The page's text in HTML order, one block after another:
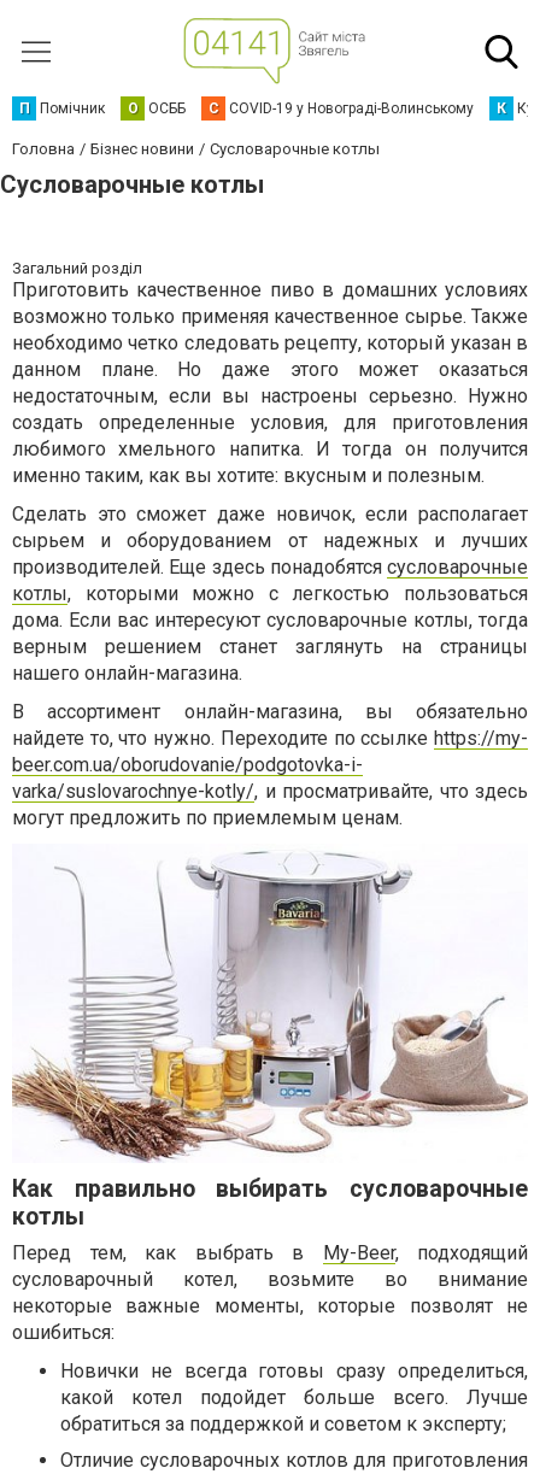
П Помічник О ОСББ C COVID-19 у Новограді-Волинському К
Головна Бізнес новини Сусловарочные котлы
Сусловарочные котлы
Загальний розділ
Приготовить качественное пиво в домашних условиях
возможно только применяя качественное сырье. Также
необходимо четко следовать рецепту, который указан в
данном плане. Но даже этого может оказаться
недостаточным, если вы настроены серьезно. Нужно
создать определенные условия, для приготовления
любимого хмельного напитка. И тогда он получится
именно таким, как вы хотите: вкусным и полезным.
Сделать это сможет даже новичок, если располагает
сырьем и оборудованием от надежных и лучших
производителей. Еще здесь понадобятся сусловарочные
котлы, которыми можно с легкостью пользоваться
дома. Если вас интересуют сусловарочные котлы, тогда
верным решением станет заглянуть на страницы
нашего онлайн-магазина.
В ассортимент онлайн-магазина, вы обязательно
найдете то, что нужно. Переходите по ссылке https://my-
beer.com.ua/oborudovanie/podgotovka-i-
varka/suslovarochnye-kotly/, и просматривайте, что здесь
могут предложить по приемлемым ценам.
Как правильно выбирать сусловарочные
котлы
Перед тем, как выбрать в My-Beer, подходящий
сусловарочный котел, возьмите во внимание
некоторые важные моменты, которые позволят не
ошибиться:
Новички не всегда готовы сразу определиться,
какой котел подойдет больше всего. Лучше
обратиться за поддержкой и советом к эксперту;
Отличие сусловарочных котлов для приготовления